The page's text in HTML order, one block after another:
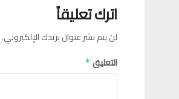
اترك تعليقاً
لن يتم نشر عنوان بريدك الإلكتروني.
التعليق *